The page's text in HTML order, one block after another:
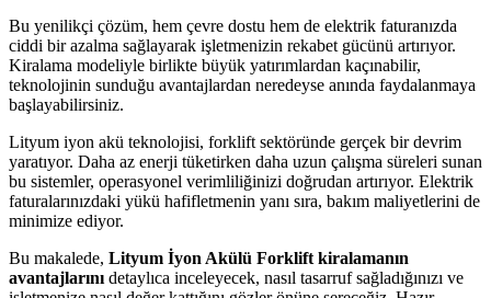
Bu yenilikçi çözüm, hem çevre dostu hem de elektrik faturanızda
ciddi bir azalma sağlayarak işletmenizin rekabet gücünü artırıyor.
Kiralama modeliyle birlikte büyük yatırımlardan kaçınabilir,
teknolojinin sunduğu avantajlardan neredeyse anında faydalanmaya
başlayabilirsiniz.
Lityum iyon akü teknolojisi, forklift sektöründe gerçek bir devrim
yaratıyor. Daha az enerji tüketirken daha uzun çalışma süreleri sunan
bu sistemler, operasyonel verimliliğinizi doğrudan artırıyor. Elektrik
faturalarınızdaki yükü hafifletmenin yanı sıra, bakım maliyetlerini de
minimize ediyor.
Bu makalede, Lityum İyon Akülü Forklift kiralamanın
avantajlarını detaylıca inceleyecek, nasıl tasarruf sağladığınızı ve